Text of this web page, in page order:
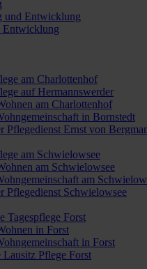
und Entwicklung
Entwicklung
am Charlottenhof
auf Hermannswerder
am Charlottenhof
in Bornstedt
Pflegedienst Ernst von
am Schwielowsee
am Schwielowsee
am
Pflegedienst Schwielowsee
Tagespflege Forst
in Forst
in Forst
Lausitz Pflege Forst